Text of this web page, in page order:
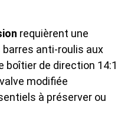
requièrent une
anti-roulis aux
boîtier de direction 14:1
modifiée
à préserver ou